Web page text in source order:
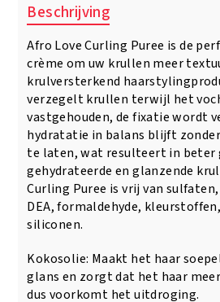
235
gr
aantal
Beschrijving
Afro Love Curling Puree is de
crème om uw krullen meer
krulversterkend
verzegelt krullen terwijl het
vastgehouden, de fixatie wordt
hydratatie in balans blijft
te laten, wat resulteert in beter
gehydrateerde en glanzende
Curling Puree is vrij van
DEA, formaldehyde,
siliconen.
Kokosolie: Maakt het haar
glans en zorgt dat het haar
dus voorkomt het uitdroging.